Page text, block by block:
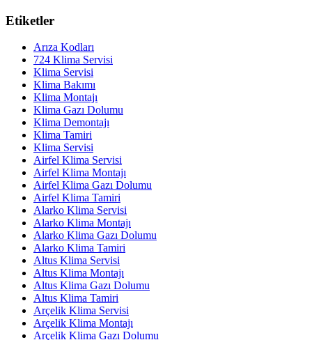
Etiketler
Arıza Kodları
724 Klima Servisi
Klima Servisi
Klima Bakımı
Klima Montajı
Klima Gazı Dolumu
Klima Demontajı
Klima Tamiri
Klima Servisi
Airfel Klima Servisi
Airfel Klima Montajı
Airfel Klima Gazı Dolumu
Airfel Klima Tamiri
Alarko Klima Servisi
Alarko Klima Montajı
Alarko Klima Gazı Dolumu
Alarko Klima Tamiri
Altus Klima Servisi
Altus Klima Montajı
Altus Klima Gazı Dolumu
Altus Klima Tamiri
Arçelik Klima Servisi
Arçelik Klima Montajı
Arçelik Klima Gazı Dolumu